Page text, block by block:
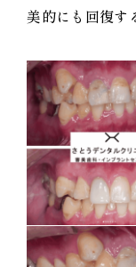
美的にも回復す